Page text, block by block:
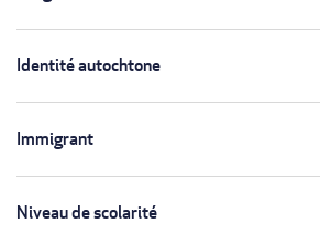
Identité autochtone
Immigrant
Niveau de scolarité